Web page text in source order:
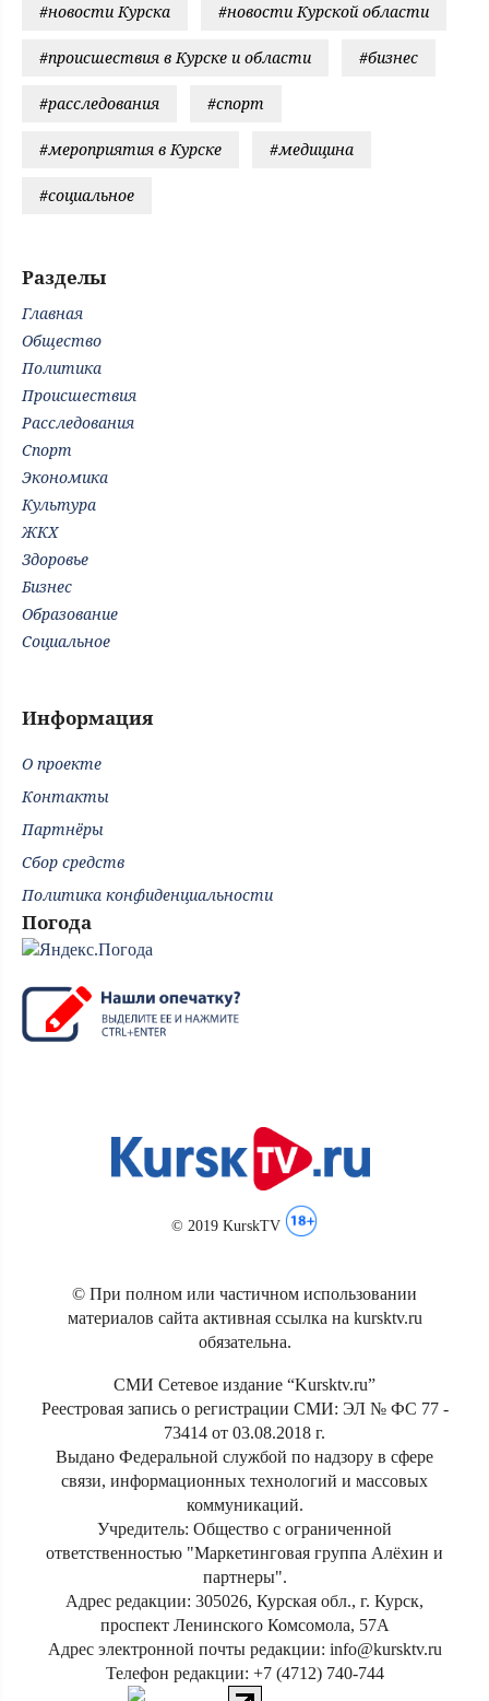
#новости Курска #новости Курской области
#происшествия в Курске и области #бизнес
#расследования #спорт
#мероприятия в Курске #медицина
#социальное
Разделы
Главная
Общество
Политика
Происшествия
Расследования
Спорт
Экономика
Культура
ЖКХ
Здоровье
Бизнес
Образование
Социальное
Информация
О проекте
Контакты
Партнёры
Сбор средств
Политика конфиденциальности
Погода
© 2019 KurskTV
© При полном или частичном использовании
материалов сайта активная ссылка на kursktv.ru
обязательна.
СМИ Сетевое издание “Kursktv.ru”
Реестровая запись о регистрации СМИ: ЭЛ № ФС 77 -
73414 от 03.08.2018 г.
Выдано Федеральной службой по надзору в сфере
связи, информационных технологий и массовых
коммуникаций.
Учредитель: Общество с ограниченной
ответственностью "Маркетинговая группа Алёхин и
партнеры".
Адрес редакции: 305026, Курская обл., г. Курск,
проспект Ленинского Комсомола, 57А
Адрес электронной почты редакции: info@kursktv.ru
Телефон редакции: +7 (4712) 740-744